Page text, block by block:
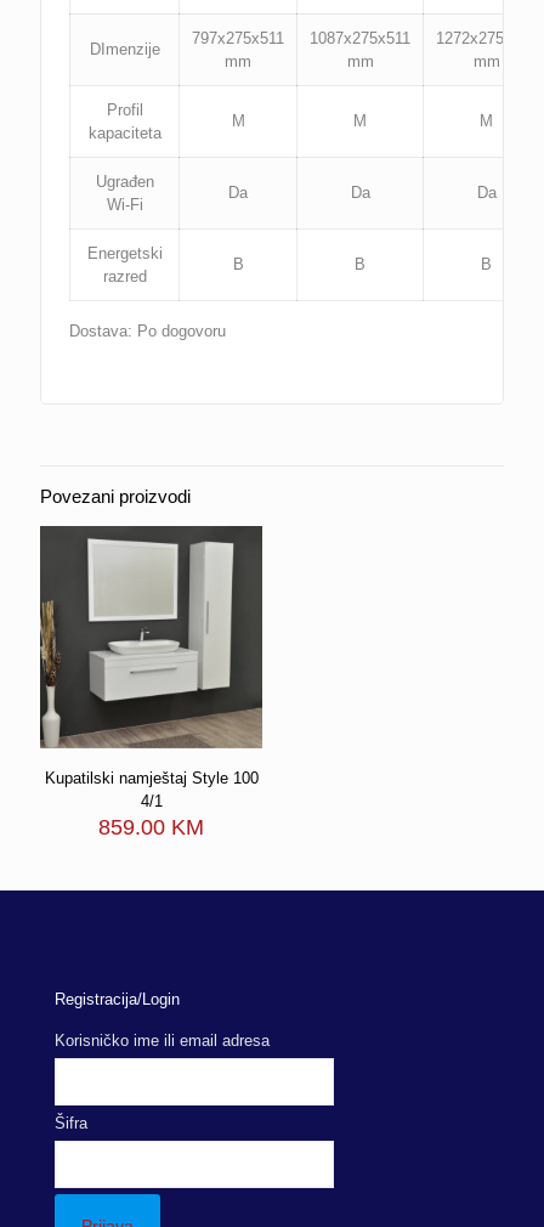
DImenzije
797x275x511
mm
1087x275x511
mm
1272x275x511
mm
Profil
kapaciteta
M M M
Ugrađen
Wi-Fi
Da Da Da
Energetski
razred
B B B
Dostava: Po dogovoru
Povezani proizvodi
Kupatilski namještaj Style 100
4/1
859.00 KM
Registracija/Login
Korisničko ime ili email adresa
Šifra